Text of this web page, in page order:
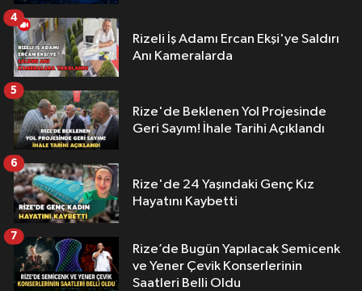
Rizeli İş Adamı Ercan Ekşi'ye Saldırı
Anı Kameralarda
4
Rize'de Beklenen Yol Projesinde
Geri Sayım! İhale Tarihi Açıklandı
5
Rize'de 24 Yaşındaki Genç Kız
Hayatını Kaybetti
6
Rize’de Bugün Yapılacak Semicenk
ve Yener Çevik Konserlerinin
Saatleri Belli Oldu
7